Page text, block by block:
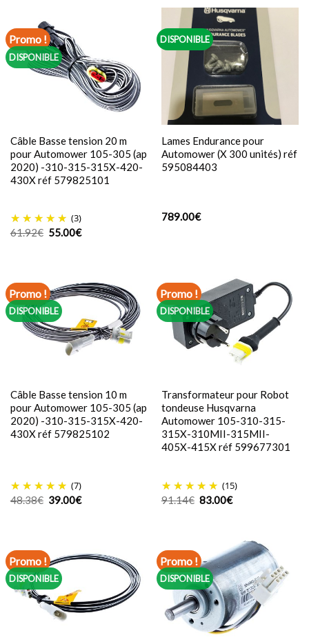
79.99€.55.00€.
Promo !
DISPONIBLE
Câble Basse tension 20 m
pour Automower 105-305 (ap
2020) -310-315-315X-420-
430X réf 579825101
(3)
61.92€ Le
prix
55.00€Le
prix
DISPONIBLE
Lames Endurance pour
Automower (X 300 unités) réf
595084403
789.00€
Promo !
DISPONIBLE
Câble Basse tension 10 m
pour Automower 105-305 (ap
2020) -310-315-315X-420-
430X réf 579825102
(7)
48.38€ Le
prix
39.00€Le
prix
Promo !
DISPONIBLE
Transformateur pour Robot
tondeuse Husqvarna
Automower 105-310-315-
315X-310MII-315MII-
405X-415X réf 599677301
(15)
91.14€ Le
prix
83.00€Le
prix
Promo !
DISPONIBLE
Promo !
DISPONIBLE